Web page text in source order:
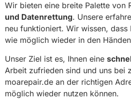
Wir bieten eine breite Palette von
und Datenrettung. Unsere
neu funktioniert. Wir wissen,
wie möglich wieder in den
Unser Ziel ist es, Ihnen eine
Arbeit zufrieden sind und uns bei
moarepair.de an der richtigen
möglich wieder nutzen können.